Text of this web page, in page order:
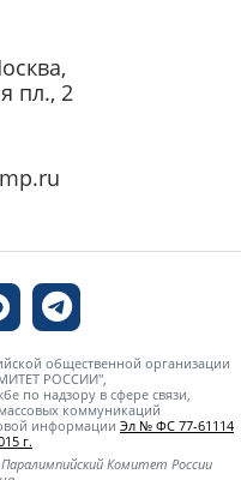
пл., 2
общественной организации
РОССИИ",
по надзору в сфере связи,
коммуникаций
информации Эл № ФС 77-61114
г.
Комитет России